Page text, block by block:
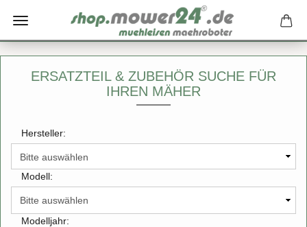
ERSATZTEIL & ZUBEHÖR SUCHE FÜR
IHREN MÄHER
Hersteller:
Modell:
Modelljahr: